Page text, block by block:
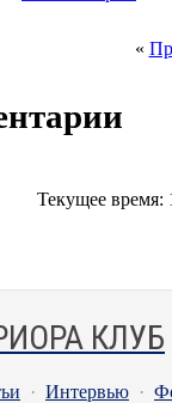
«
Текущее время:
КЛУБ
· Интервью ·